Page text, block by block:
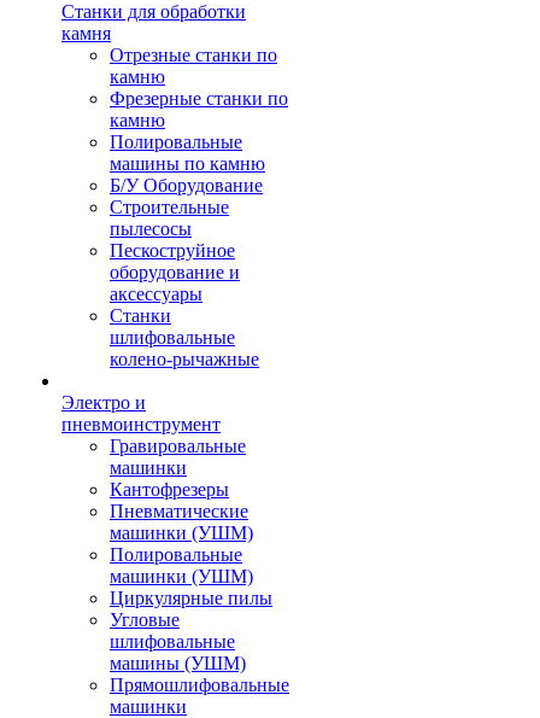
Станки для обработки
камня
Отрезные станки по
камню
Фрезерные станки по
камню
Полировальные
машины по камню
Б/У Оборудование
Строительные
пылесосы
Пескоструйное
оборудование и
аксессуары
Станки
шлифовальные
колено-рычажные
Электро и
пневмоинструмент
Гравировальные
машинки
Кантофрезеры
Пневматические
машинки (УШМ)
Полировальные
машинки (УШМ)
Циркулярные пилы
Угловые
шлифовальные
машины (УШМ)
Прямошлифовальные
машинки